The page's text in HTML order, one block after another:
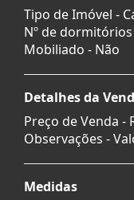
Tipo de Imóvel -
Nº de dormitórios
Mobiliado - Não
Detalhes da
Preço de Venda -
Observações -
Medidas